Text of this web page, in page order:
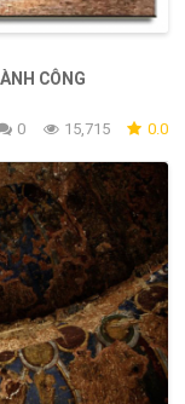
CÔNG
0 15,715 0.0